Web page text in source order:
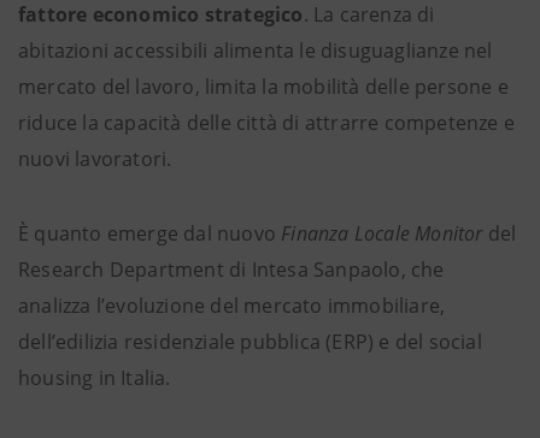
fattore economico strategico. La carenza di
abitazioni accessibili alimenta le disuguaglianze nel
mercato del lavoro, limita la mobilità delle persone e
riduce la capacità delle città di attrarre competenze e
nuovi lavoratori.
È quanto emerge dal nuovo Finanza Locale Monitordel
Research Department di Intesa Sanpaolo, che
analizza l’evoluzione del mercato immobiliare,
dell’edilizia residenziale pubblica (ERP) e del social
housing in Italia.